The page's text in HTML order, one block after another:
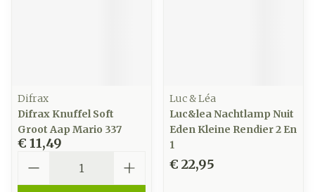
Difrax
Difrax Knuffel Soft
Groot Aap Mario 337
€ 11,49
Luc & Léa
Luc&lea Nachtlamp Nuit
Eden Kleine Rendier 2 En
1
€ 22,95